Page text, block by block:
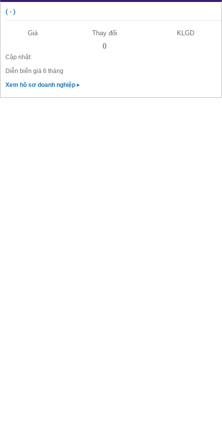
( - )
Giá Thay đổi KLGD
()
Cập nhật:
Diễn biến giá 6 tháng
Xem hồ sơ doanh nghiệp